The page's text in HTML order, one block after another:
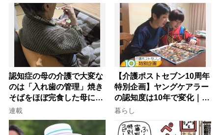
認知症の母の介護で大変な
のは「入れ歯の管理」焼き
そばをほぼ完食した母に息
子が血の気が引いた理由
連載
【介護ポストセブン10周年
特別企画】ヤングケアラー
の認知度は10年で変化｜流
行語大賞にノミネート、法
律にも明記されたが果たし
て現在は？
暮らし